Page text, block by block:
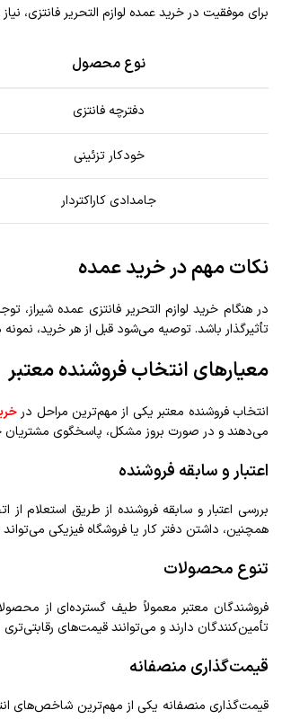
برای موفقیت در خرید عمده لوازم التحریر فانتزی،
نوع محصول
دفترچه فانتزی
خودکار تزئینی
جامدادی کاراکتردار
نکات مهم در خرید عمده
در هنگام خرید لوازم التحریر فانتزی عمده
تأثیرگذار باشد. توصیه می‌شود قبل از هر خرید،
معیارهای انتخاب فروشنده معتبر
انتخاب فروشنده معتبر یکی از مهم‌ترین مراحل در
می‌دهند و در صورت بروز مشکل، پاسخگوی
اعتبار و سابقه فروشنده
بررسی اعتبار و سابقه فروشنده از طریق استعلام
همچنین، داشتن دفتر کار یا فروشگاه فیزیکی می‌تواند
تنوع محصولات
فروشندگان معتبر معمولاً طیف گسترده‌ای از
تأمین‌کنندگان دارند و می‌توانند قیمت‌های رقابتی‌تری
قیمت‌گذاری منصفانه
قیمت‌گذاری منصفانه یکی از مهم‌ترین شاخص‌های